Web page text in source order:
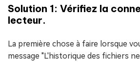
Solution 1: Vérifiez la
lecteur.
La première chose à faire lorsque
message "L'historique des fichiers